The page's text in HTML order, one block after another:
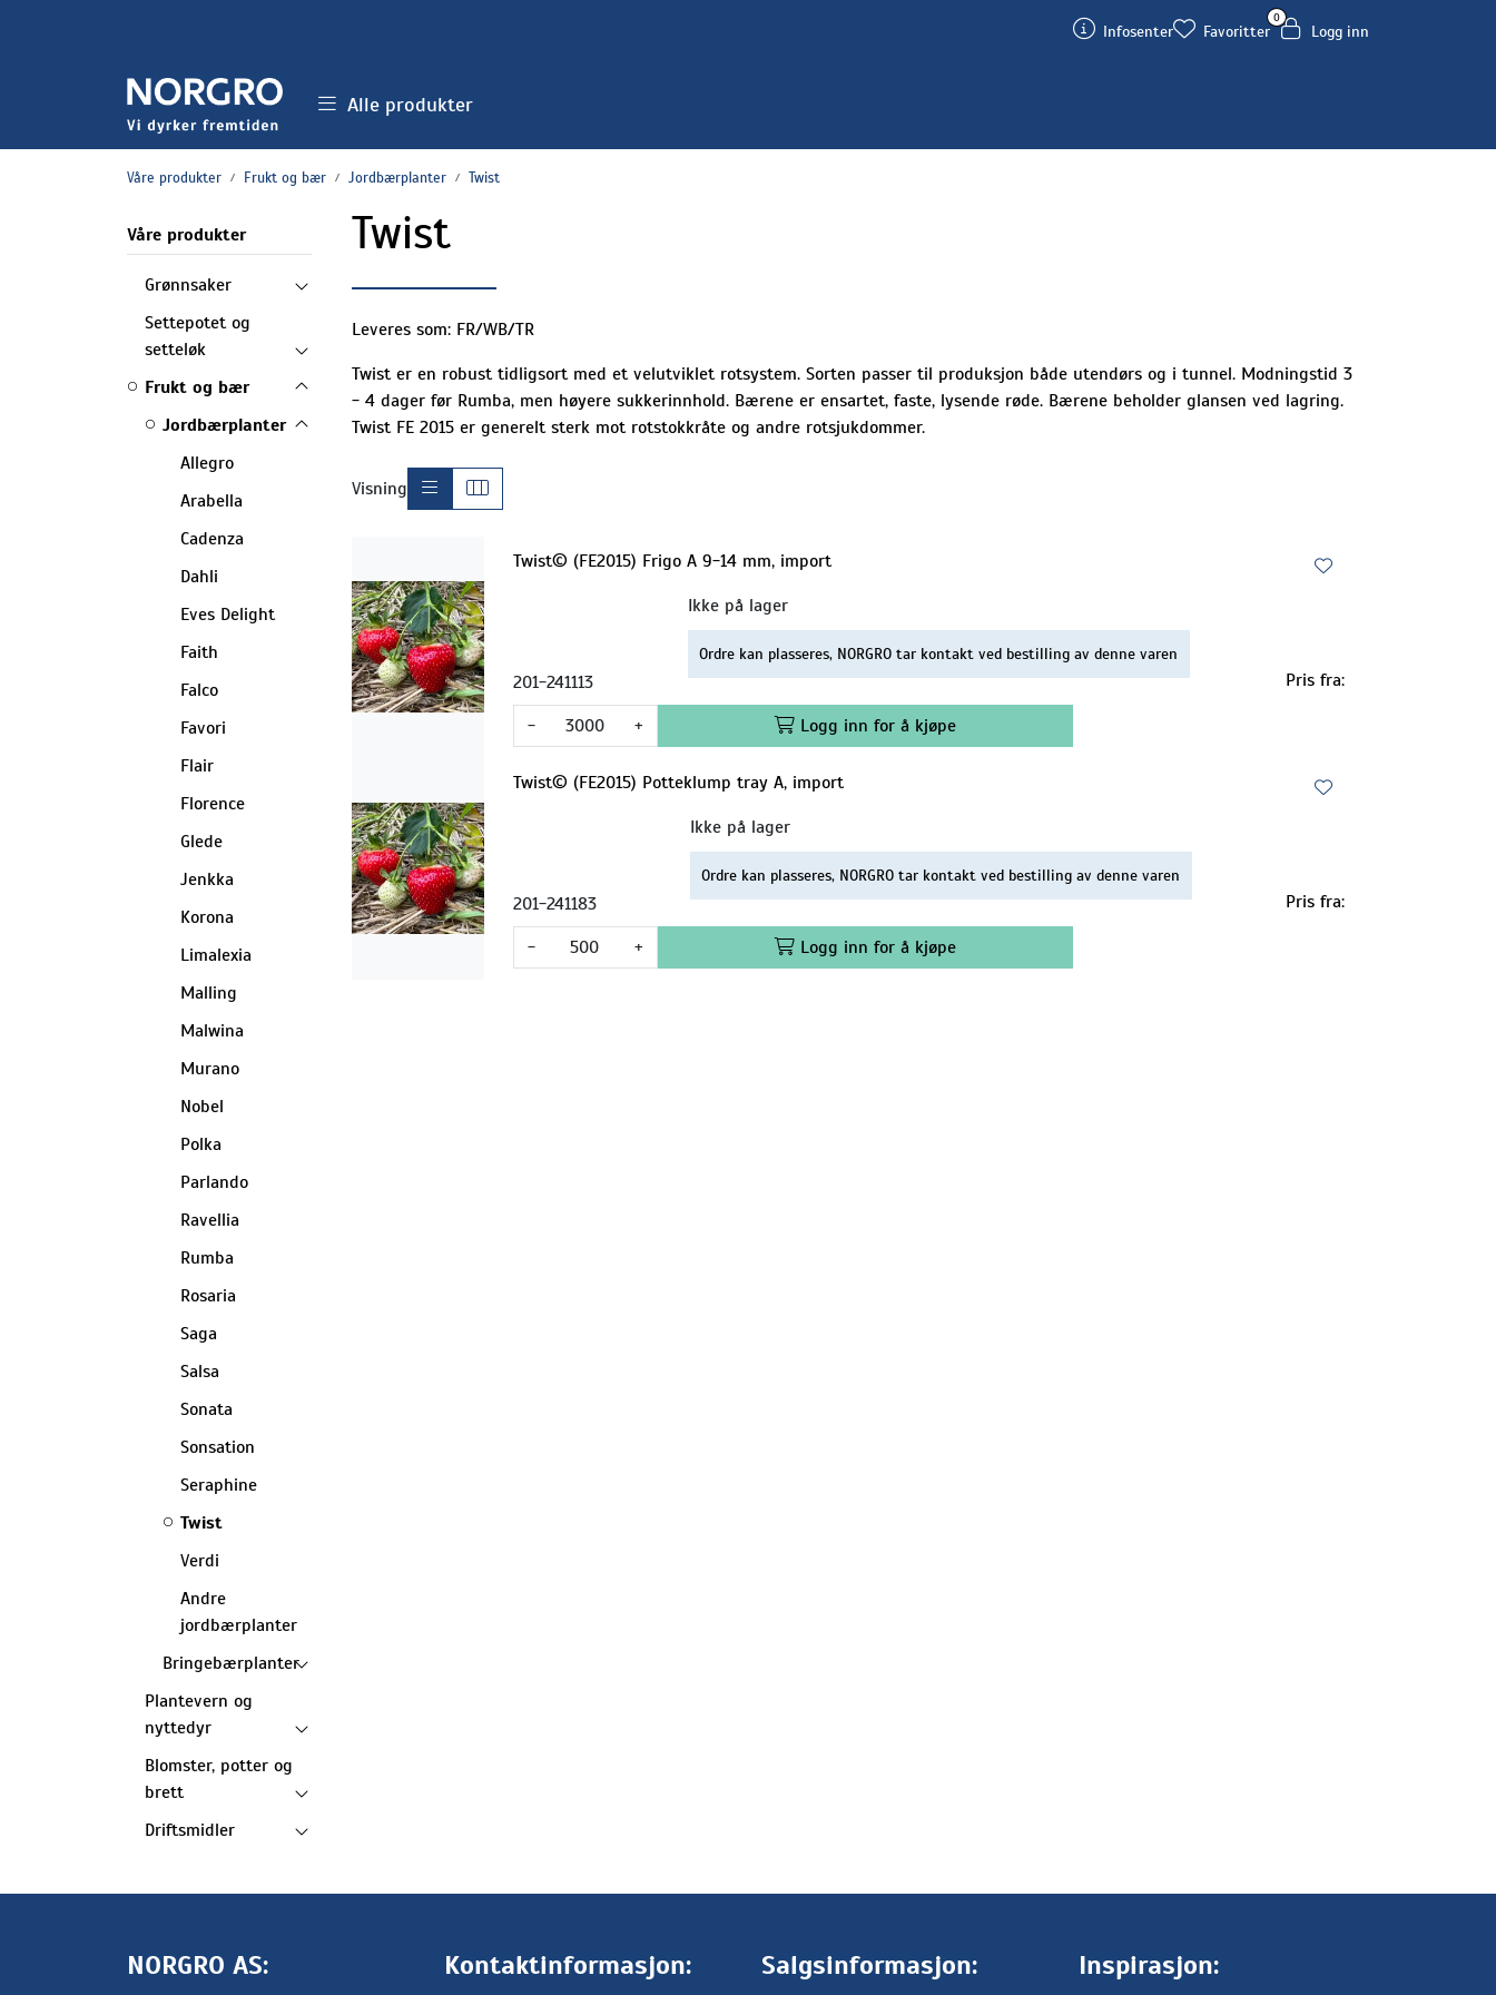
Infosenter
0
Favoritter Logg inn
Alle produkter
Våre produkter Frukt og bær Jordbærplanter Twist
Våre produkter
Grønnsaker
Settepotet og
setteløk
Frukt og bær
Jordbærplanter
Allegro
Arabella
Cadenza
Dahli
Eves Delight
Faith
Falco
Favori
Flair
Florence
Glede
Jenkka
Korona
Limalexia
Malling
Malwina
Murano
Nobel
Polka
Parlando
Ravellia
Rumba
Rosaria
Saga
Salsa
Sonata
Sonsation
Seraphine
Twist
Verdi
Andre
jordbærplanter
Bringebærplanter
Plantevern og
nyttedyr
Blomster, potter og
brett
Driftsmidler
Twist
Leveres som: FR/WB/TR
Twist er en robust tidligsort med et velutviklet rotsystem. Sorten passer til produksjon både utendørs og i tunnel. Modningstid 3
- 4 dager før Rumba, men høyere sukkerinnhold. Bærene er ensartet, faste, lysende røde. Bærene beholder glansen ved lagring.
Twist FE 2015 er generelt sterk mot rotstokkråte og andre rotsjukdommer.
Visning
Twist© (FE2015) Frigo A 9-14 mm, import
201-241113
Ikke på lager
Ordre kan plasseres, NORGRO tar kontakt ved bestilling av denne varen
Pris fra:
- + Logg inn for å kjøpe
Twist© (FE2015) Potteklump tray A, import
201-241183
Ikke på lager
Ordre kan plasseres, NORGRO tar kontakt ved bestilling av denne varen
Pris fra:
- + Logg inn for å kjøpe
NORGRO AS: Kontaktinformasjon: Salgsinformasjon: Inspirasjon: